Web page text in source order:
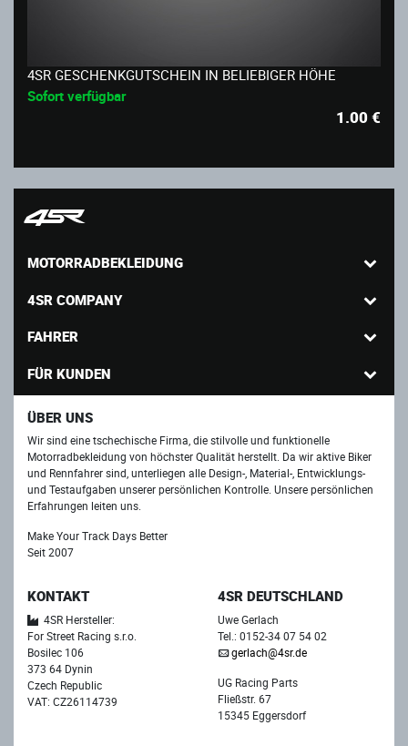
4SR GESCHENKGUTSCHEIN IN BELIEBIGER HÖHE
Sofort verfügbar
1.00€
MOTORRADBEKLEIDUNG
4SR COMPANY
FAHRER
FÜR KUNDEN
ÜBER UNS
Wir sind eine tschechische Firma, die stilvolle und funktionelle
Motorradbekleidung von höchster Qualität herstellt. Da wir aktive Biker
und Rennfahrer sind, unterliegen alle Design-, Material-, Entwicklungs-
und Testaufgaben unserer persönlichen Kontrolle. Unsere persönlichen
Erfahrungen leiten uns.
Make Your Track Days Better
Seit 2007
KONTAKT
4SR Hersteller:
For Street Racing s.r.o.
Bosilec 106
373 64 Dynin
Czech Republic
VAT: CZ26114739
4SR DEUTSCHLAND
Uwe Gerlach
Tel.: 0152-34 07 54 02
gerlach@4sr.de
UG Racing Parts
Fließstr. 67
15345 Eggersdorf